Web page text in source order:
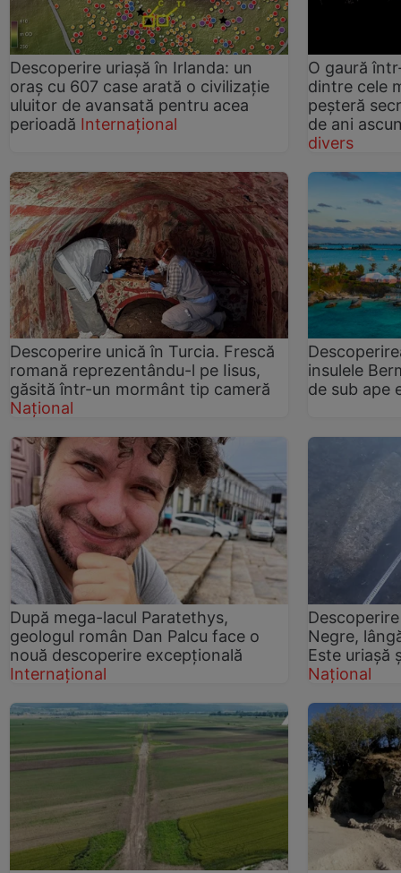
Descoperire uriașă în Irlanda: un
oraș cu 607 case arată o civilizație
uluitor de avansată pentru acea
perioadă Internațional
O gaură
dintre cele
peșteră
de ani
divers
Descoperire unică în Turcia. Frescă
romană reprezentându-l pe Iisus,
găsită într-un mormânt tip cameră
Național
insulele
de sub ape
După mega-lacul Paratethys,
geologul român Dan Palcu face o
nouă descoperire excepțională
Internațional
Negre,
Este uriașă
Național